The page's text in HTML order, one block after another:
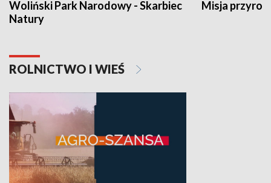
Woliński Park Narodowy - Skarbiec
Natury
Misja
ROLNICTWO I WIEŚ